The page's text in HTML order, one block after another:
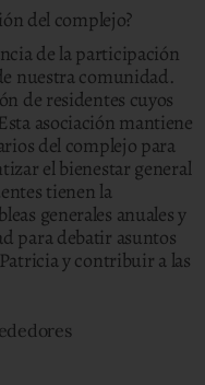
del complejo?
de la participación
nuestra comunidad.
de residentes cuyos
asociación mantiene
del complejo para
el bienestar general
tienen la
generales anuales y
para debatir asuntos
y contribuir a las